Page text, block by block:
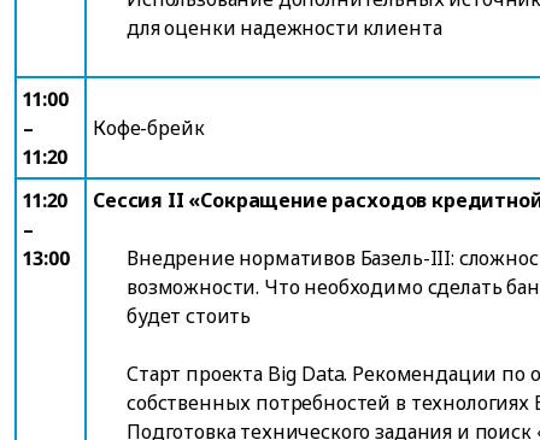
для оценки надежности клиента
11:00
–
11:20
Кофе-брейк
11:20
–
13:00
Сессия II «Сокращение расходов
Внедрение нормативов Базель-III:
возможности. Что необходимо сделать
будет стоить
Старт проекта Big Data. Рекомендации по
собственных потребностей в технологиях
Подготовка технического задания и поиск